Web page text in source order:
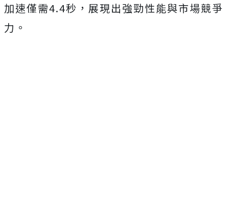
加速僅需4.4秒，展現出強勁性能與市場競爭
力。